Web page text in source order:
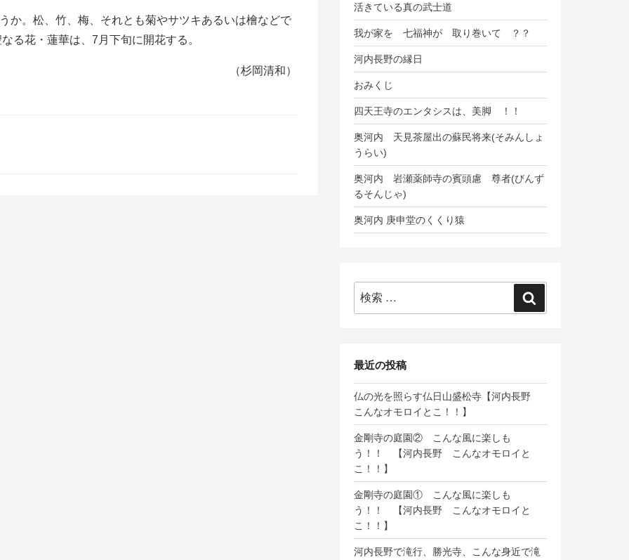
か。松、竹、梅、それとも菊やサツキあるいは檜などで
る花・蓮華は、7月下旬に開花する。
（杉岡清和）
活きている真の武士道
我が家を 七福神が 取り巻いて ？？
河内長野の縁日
おみくじ
四天王寺のエンタシスは、美脚 ！！
奥河内 天見茶屋出の蘇民将来(そみんしょ
うらい)
奥河内 岩瀬薬師寺の賓頭慮 尊者(びんず
るそんじゃ)
奥河内 庚申堂のくくり猿
索:
最近の投稿
仏の光を照らす仏日山盛松寺【河内長野
こんなオモロイとこ！！】
金剛寺の庭園② こんな風に楽しも
う！！ 【河内長野 こんなオモロイと
こ！！】
金剛寺の庭園① こんな風に楽しも
う！！ 【河内長野 こんなオモロイと
こ！！】
河内長野で滝行、勝光寺、こんな身近で滝